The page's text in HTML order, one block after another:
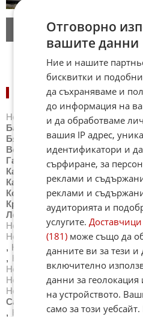
Следващи
НОВИНИ ПО ГРАДОВЕ:
Новини Айтос ,Новини
Банско
Новини
Бяла
НовиниВарна ,
Велинград
,НовиниВидин
Габрово
,НовиниДобрич
Казанлък
, Новини Калофер
Карнобат
,НовиниКитен
Козлодуй ,Новини
Кресна
,НовиниКърджали ,
Летница
,Новини
Новини
Мездра ,Новини
Новини
Нова Загора ,Новини
, Новини Оборище , Новини
,
НовиниПазарджик Новини
Новини
Плевен ,Новини
Новини
Правец ,Новини
Новини
Разлог ,НовиниРусе
Сандански
, Новини
,
Свиленград ,
Отговорно
вашите данни
Ние и нашите
бисквитки и
да съхраняваме и
до информация на
и да обработваме
вашия IP адрес,
идентификатори и
сърфиране, за
реклами и
реклами и
аудиторията и
услугите.Доставчици
(181) може също да
данните ви за тези и
включително
данни за геолокация
на устройството.
само за този